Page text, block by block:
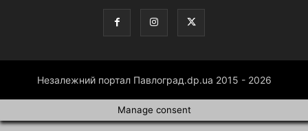
Незалежний портал Павлоград.dp.ua 2015 - 2026
Manage consent